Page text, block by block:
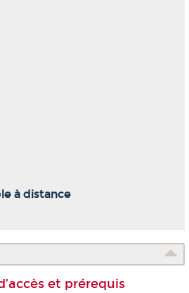
à distance
et prérequis